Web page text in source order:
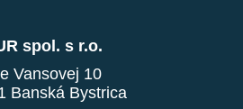
spol. s r.o.
Vansovej 10
Banská Bystrica